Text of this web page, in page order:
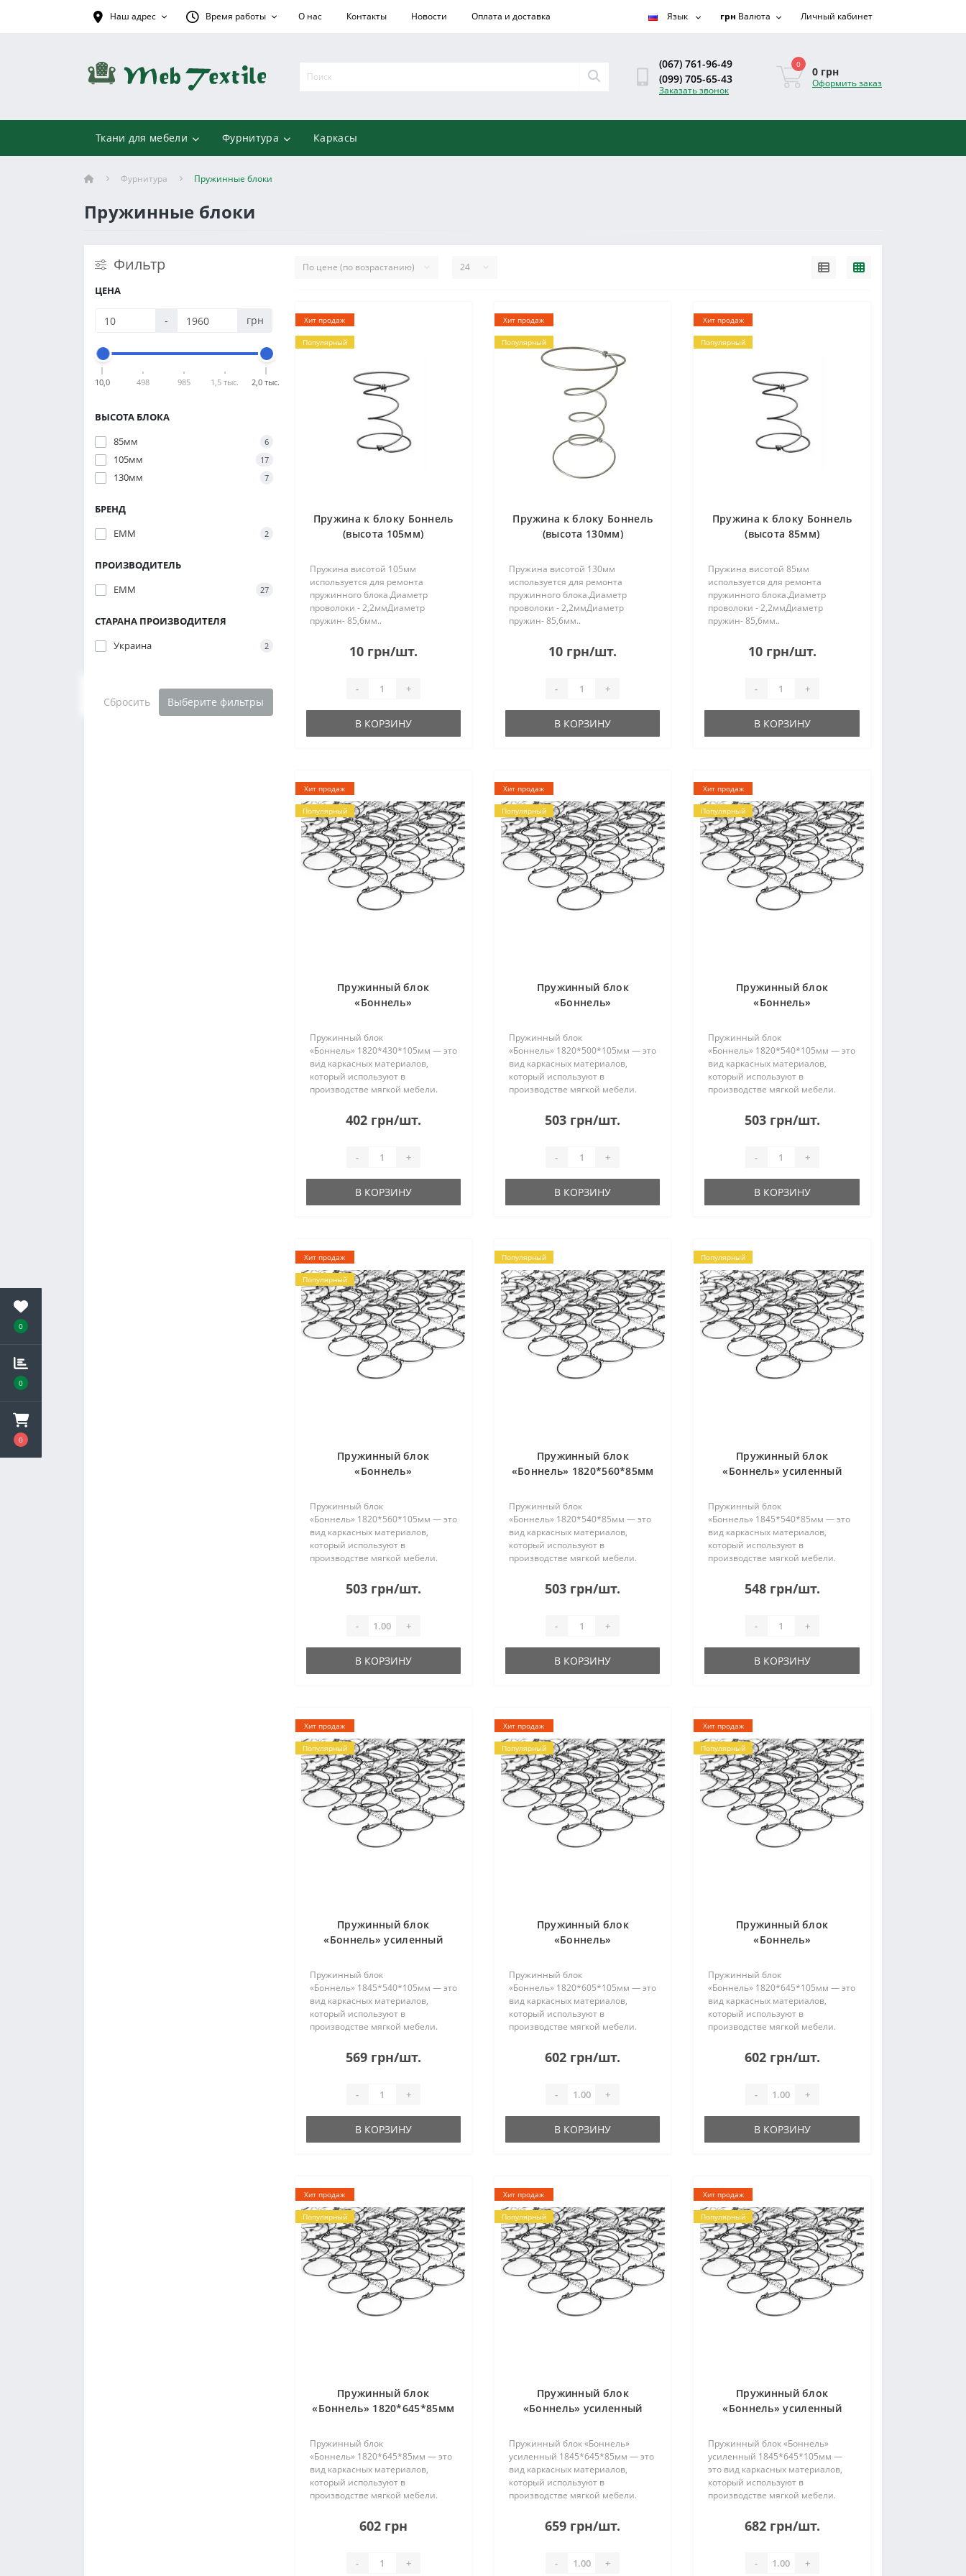
0
0
0
Наш адрес Время работы О нас Контакты Новости Оплата и доставка Язык грн Валюта Личный кабинет
(067) 761-96-49
(099) 705-65-43
Заказать звонок
0
0 грн
Оформить заказ
Ткани для мебели Фурнитура Каркасы
Фурнитура Пружинные блоки
Пружинные блоки
Фильтр
ЦЕНА
- грн
10,0 498 985 1,5 тыс. 2,0 тыс.
ВЫСОТА БЛОКА
85мм
6
105мм 17
130мм 7
БРЕНД
ЕММ
2
ПРОИЗВОДИТЕЛЬ
ЕММ
27
СТАРАНА ПРОИЗВОДИТЕЛЯ
Украина
2
Сбросить Выберите фильтры
Хит продаж
Популярный
Пружина к блоку Боннель
(высота 105мм)
Пружина висотой 105мм
используется для ремонта
пружинного блока.Диаметр
проволоки - 2,2ммДиаметр
пружин- 85,6мм..
10 грн/шт.
- +
В КОРЗИНУ
Хит продаж
Популярный
Пружина к блоку Боннель
(высота 130мм)
Пружина висотой 130мм
используется для ремонта
пружинного блока.Диаметр
проволоки - 2,2ммДиаметр
пружин- 85,6мм..
10 грн/шт.
- +
В КОРЗИНУ
Хит продаж
Популярный
Пружина к блоку Боннель
(высота 85мм)
Пружина висотой 85мм
используется для ремонта
пружинного блока.Диаметр
проволоки - 2,2ммДиаметр
пружин- 85,6мм..
10 грн/шт.
- +
В КОРЗИНУ
Хит продаж
Популярный
Пружинный блок
«Боннель»
Пружинный блок
«Боннель» 1820*430*105мм — это
вид каркасных материалов,
который используют в
производстве мягкой мебели.
соединены между собой
проволокой. Без рамки. Имеет 22
402 грн/шт.
- +
В КОРЗИНУ
Хит продаж
Популярный
Пружинный блок
«Боннель»
Пружинный блок
«Боннель» 1820*500*105мм — это
вид каркасных материалов,
который используют в
производстве мягкой мебели.
соединены между собой
проволокой. Без рамки. Имеет 22
503 грн/шт.
- +
В КОРЗИНУ
Хит продаж
Популярный
Пружинный блок
«Боннель»
Пружинный блок
«Боннель» 1820*540*105мм — это
вид каркасных материалов,
который используют в
производстве мягкой мебели.
соединены между собой
проволокой. Без рамки. Имеет 22
503 грн/шт.
- +
В КОРЗИНУ
Хит продаж
Популярный
Пружинный блок
«Боннель»
Пружинный блок
«Боннель» 1820*560*105мм — это
вид каркасных материалов,
который используют в
производстве мягкой мебели.
соединены между собой
проволокой. Без рамки. Имеет 22
503 грн/шт.
- +
В КОРЗИНУ
Популярный
Пружинный блок
«Боннель» 1820*560*85мм
Пружинный блок
«Боннель» 1820*540*85мм — это
вид каркасных материалов,
который используют в
производстве мягкой мебели.
соединены между собой
проволокой. Без рамки. Имеет 22
503 грн/шт.
- +
В КОРЗИНУ
Популярный
Пружинный блок
«Боннель» усиленный
Пружинный блок
«Боннель» 1845*540*85мм — это
вид каркасных материалов,
который используют в
производстве мягкой мебели.
соединены между собой
проволокой. Без рамки. Имеет 26
548 грн/шт.
- +
В КОРЗИНУ
Хит продаж
Популярный
Пружинный блок
«Боннель» усиленный
Пружинный блок
«Боннель» 1845*540*105мм — это
вид каркасных материалов,
который используют в
производстве мягкой мебели.
соединены между собой
проволокой. Без рамки. Имеет 26
569 грн/шт.
- +
В КОРЗИНУ
Хит продаж
Популярный
Пружинный блок
«Боннель»
Пружинный блок
«Боннель» 1820*605*105мм — это
вид каркасных материалов,
который используют в
производстве мягкой мебели.
соединены между собой
проволокой. Без рамки. Имеет 22
602 грн/шт.
- +
В КОРЗИНУ
Хит продаж
Популярный
Пружинный блок
«Боннель»
Пружинный блок
«Боннель» 1820*645*105мм — это
вид каркасных материалов,
который используют в
производстве мягкой мебели.
соединены между собой
проволокой. Без рамки. Имеет 22
602 грн/шт.
- +
В КОРЗИНУ
Хит продаж
Популярный
Пружинный блок
«Боннель» 1820*645*85мм
Пружинный блок
«Боннель» 1820*645*85мм — это
вид каркасных материалов,
который используют в
производстве мягкой мебели.
соединены между собой
проволокой. Без рамки. Имеет 22
602 грн
- +
Хит продаж
Популярный
Пружинный блок
«Боннель» усиленный
Пружинный блок «Боннель»
усиленный 1845*645*85мм — это
вид каркасных материалов,
который используют в
производстве мягкой мебели.
соединены между собой
проволокой. Без рамки. Имеет 26
659 грн/шт.
- +
Хит продаж
Популярный
Пружинный блок
«Боннель» усиленный
Пружинный блок «Боннель»
усиленный 1845*645*105мм —
это вид каркасных материалов,
который используют в
производстве мягкой мебели.
соединены между собой
проволокой. Без рамки. Имеет 26
682 грн/шт.
- +